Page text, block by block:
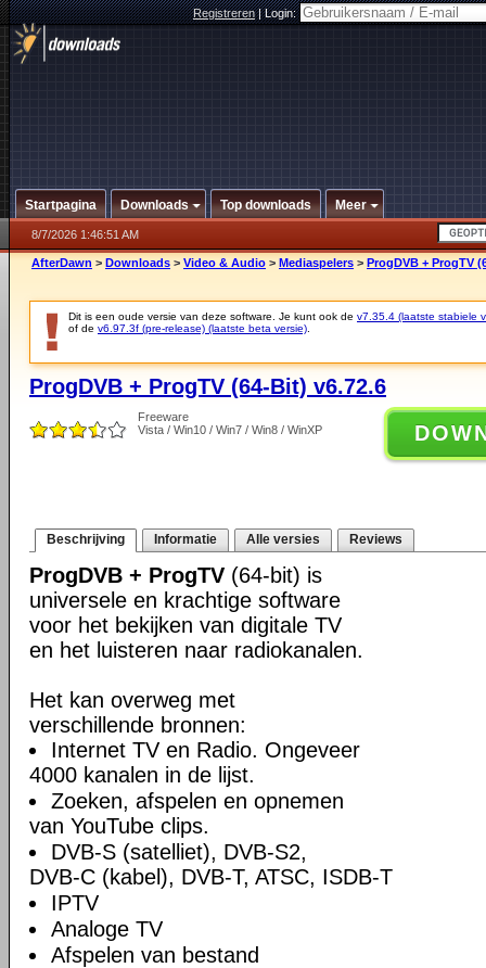
Registreren|Login:
Startpagina Downloads Top downloads Meer
8/7/2026 1:46:51 AM
AfterDawn > Downloads > Video & Audio > Mediaspelers > ProgDVB + ProgTV
Dit is een oude versie van deze software. Je kunt ook de v7.35.4 (laatste stabiele
of de v6.97.3f (pre-release) (laatste beta versie)
ProgDVB + ProgTV (64-Bit) v6.72.6
Freeware
Vista / Win10 / Win7 / Win8 / WinXP
Beschrijving Informatie Alle versies Reviews
ProgDVB + ProgTV (64-bit) is
universele en krachtige software
voor het bekijken van digitale TV
en het luisteren naar radiokanalen.
Het kan overweg met
verschillende bronnen:
Internet TV en Radio. Ongeveer
4000 kanalen in de lijst.
Zoeken, afspelen en opnemen
van YouTube clips.
DVB-S (satelliet), DVB-S2,
DVB-C (kabel), DVB-T, ATSC, ISDB-T
IPTV
Analoge TV
Afspelen van bestand